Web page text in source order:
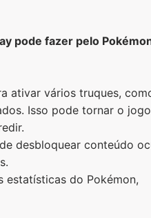
pode fazer pelo
ativar vários truques,
Isso pode tornar o jogo
desbloquear conteúdo
estatísticas do Pokémon,